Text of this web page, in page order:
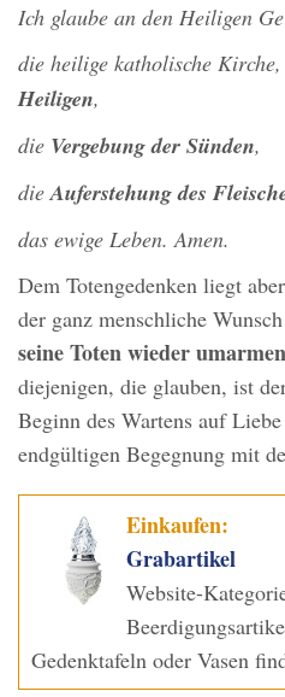
Ich glaube an den Heiligen
die heilige katholische
Heiligen,
die Vergebung der Sünden,
dieAuferstehung des
das ewige Leben. Amen.
Dem Totengedenken liegt
der ganz menschliche
seine Toten wieder
diejenigen, die glauben, ist
Beginn des Wartens auf
endgültigen Begegnung mit
Einkaufen:
Grabartikel
Website-
Gedenktafeln oder Vasen